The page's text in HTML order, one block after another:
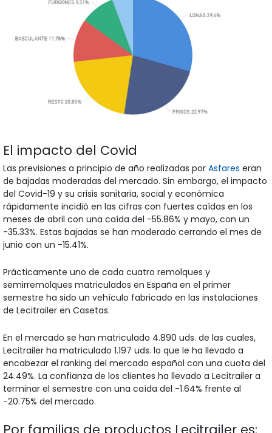
El impacto del Covid
Las previsiones a principio de año realizadas por Asfares eran
de bajadas moderadas del mercado. Sin embargo, el impacto
del Covid-19 y su crisis sanitaria, social y económica
rápidamente incidió en las cifras con fuertes caídas en los
meses de abril con una caída del -55.86% y mayo, con un
-35.33%. Estas bajadas se han moderado cerrando el mes de
junio con un -15.41%.
Prácticamente uno de cada cuatro remolques y
semirremolques matriculados en España en el primer
semestre ha sido un vehículo fabricado en las instalaciones
de Lecitrailer en Casetas.
En el mercado se han matriculado 4.890 uds. de las cuales,
Lecitrailer ha matriculado 1.197 uds. lo que le ha llevado a
encabezar el ranking del mercado español con una cuota del
24.49%. La confianza de los clientes ha llevado a Lecitrailer a
terminar el semestre con una caída del -1.64% frente al
-20.75% del mercado.